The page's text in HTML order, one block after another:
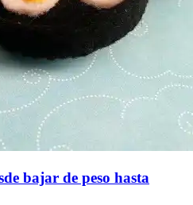
bajar de peso hasta